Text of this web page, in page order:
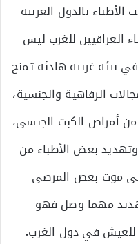
بالدول العربية
العراقيين للغرب ليس
بيئة غربية هادئة تمنح
الرفاهية والجنسية،
أمراض الكبت الجنسي،
بعض الأطباء من
موت بعض المرضى
مهما وصل فهو
للعيش في دول الغرب.